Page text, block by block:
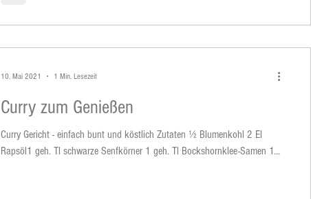
Curry zum Genießen
Curry Gericht - einfach bunt und köstlich Zutaten ½ Blumenkohl 2 El
Rapsöl1 geh. Tl schwarze Senfkörner 1 geh. Tl Bockshornklee-Samen 1...
10. Mai 2021 1 Min. Lesezeit